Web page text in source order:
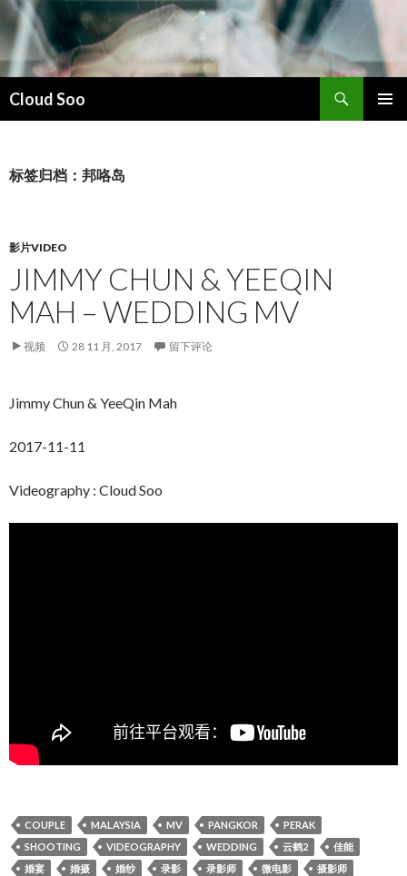
Cloud Soo
索
文
标签归档：邦咯岛
影片VIDEO
JIMMY CHUN & YEEQIN
MAH – WEDDING MV
视频 28 11 月, 2017 留下评论
Jimmy Chun & YeeQin Mah
2017-11-11
Videography : Cloud Soo
COUPLE MALAYSIA MV PANGKOR
PERAK
SHOOTING
VIDEOGRAPHY WEDDING 云鹤2
佳能
婚宴
婚摄 婚纱 录影 录影师 微电影
摄影师